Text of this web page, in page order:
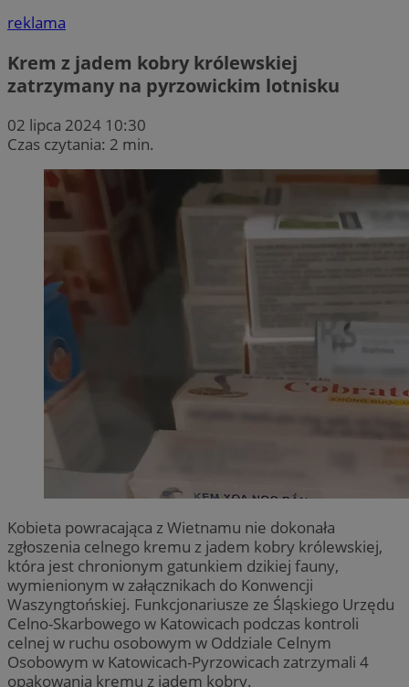
reklama
Krem z jadem kobry królewskiej
zatrzymany na pyrzowickim lotnisku
02 lipca 2024 10:30
Czas czytania: 2 min.
Kobieta powracająca z Wietnamu nie dokonała
zgłoszenia celnego kremu z jadem kobry królewskiej,
która jest chronionym gatunkiem dzikiej fauny,
wymienionym w załącznikach do Konwencji
Waszyngtońskiej. Funkcjonariusze ze Śląskiego Urzędu
Celno-Skarbowego w Katowicach podczas kontroli
celnej w ruchu osobowym w Oddziale Celnym
Osobowym w Katowicach-Pyrzowicach zatrzymali 4
opakowania kremu z jadem kobry.